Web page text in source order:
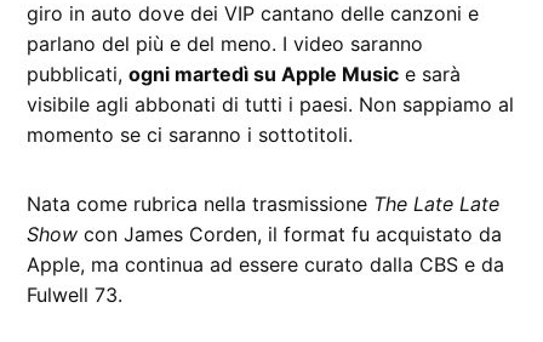
giro in auto dove dei VIP cantano delle canzoni e
parlano del più e del meno. I video saranno
pubblicati,ogni martedì su Apple Music e sarà
visibile agli abbonati di tutti i paesi. Non sappiamo al
momento se ci saranno i sottotitoli.
Nata come rubrica nella trasmissione The Late Late
Show con James Corden, il format fu acquistato da
Apple, ma continua ad essere curato dalla CBS e da
Fulwell 73.